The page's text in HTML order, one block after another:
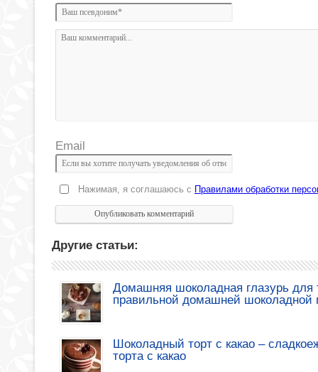
Email
Нажимая, я соглашаюсь с Правилами обработки
Другие статьи:
Домашняя шоколадная глазурь для
правильной домашней шоколадной
Шоколадный торт с какао –
торта с какао